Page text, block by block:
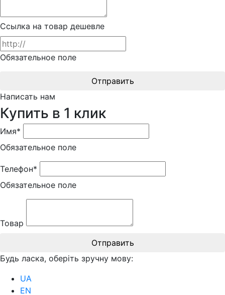
Ссылка на товар дешевле
Обязательное поле
Отправить
Написать нам
Купить в 1 клик
Имя*
Обязательное поле
Телефон*
Обязательное поле
Товар
Отправить
Будь ласка, оберіть зручну мову:
UA
EN